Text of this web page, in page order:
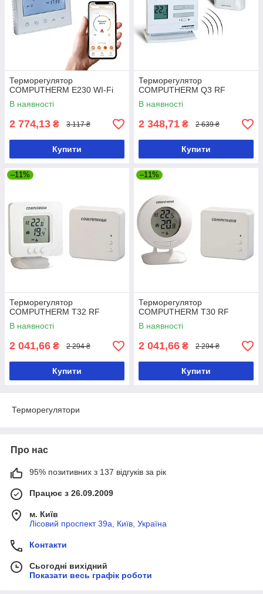
Терморегулятор
COMPUTHERM E230 WI-Fi
В наявності
2 774,13 ₴ 3 117 ₴
Купити
Терморегулятор
COMPUTHERM Q3 RF
В наявності
2 348,71 ₴ 2 639 ₴
Купити
–11%
Терморегулятор
COMPUTHERM T32 RF
В наявності
2 041,66 ₴ 2 294 ₴
Купити
–11%
Терморегулятор
COMPUTHERM T30 RF
В наявності
2 041,66 ₴ 2 294 ₴
Купити
Терморегулятори
Про нас
95% позитивних з 137 відгуків за рік
Працює з 26.09.2009
м. Київ
Лісовий проспект 39а, Київ, Україна
Контакти
Сьогодні вихідний
Показати весь графік роботи